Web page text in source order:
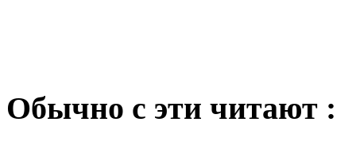
Обычно с эти читают :